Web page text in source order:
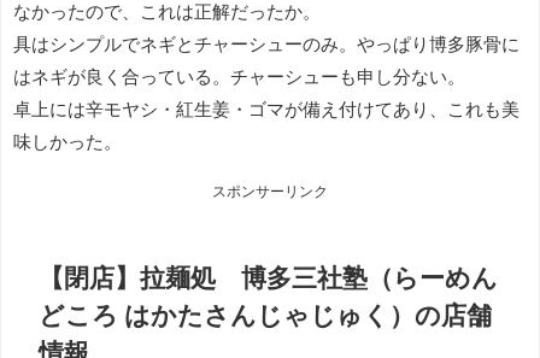
なかったので、これは正解だったか。
具はシンプルでネギとチャーシューのみ。やっぱり博多豚骨に
はネギが良く合っている。チャーシューも申し分ない。
卓上には辛モヤシ・紅生姜・ゴマが備え付けてあり、これも美
味しかった。
スポンサーリンク
【閉店】拉麺処 博多三社塾（らーめん
どころ はかたさんじゃじゅく）の店舗
情報